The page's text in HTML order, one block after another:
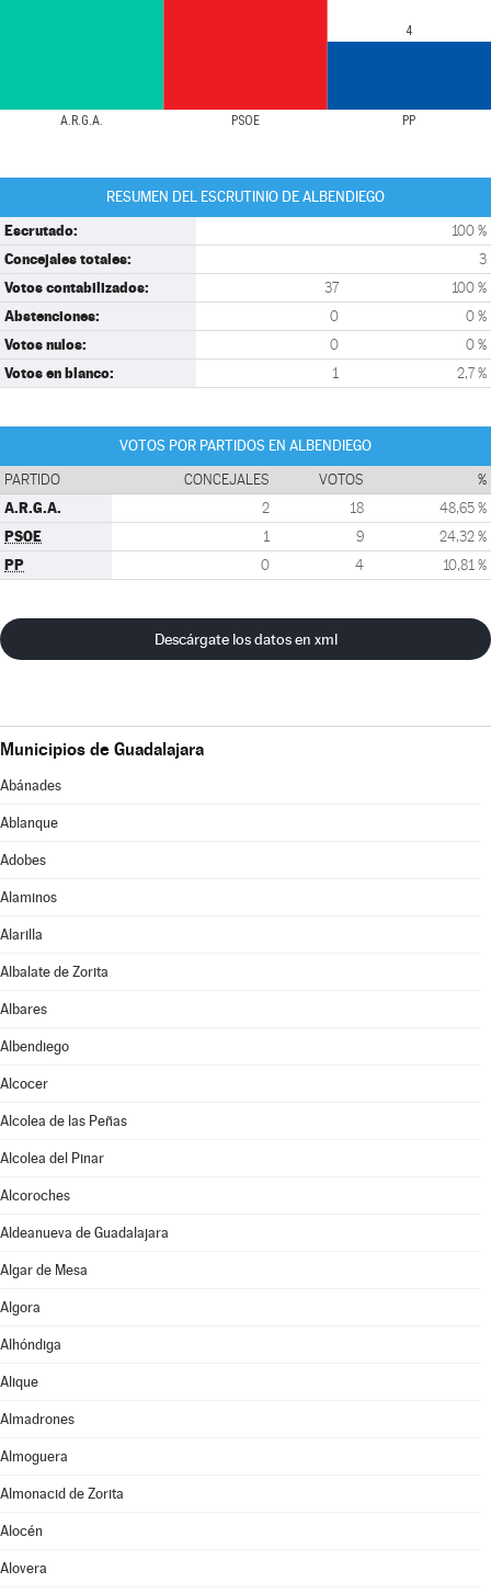
A.R.G.A. PSOE PP
4
RESUMEN DEL ESCRUTINIO DE ALBENDIEGO
Escrutado: 100 %
Concejales totales: 3
Votos contabilizados: 37 100 %
Abstenciones: 0 0 %
Votos nulos: 0 0 %
Votos en blanco: 1 2,7 %
VOTOS POR PARTIDOS EN ALBENDIEGO
PARTIDO CONCEJALES VOTOS %
A.R.G.A. 2 18 48,65 %
PSOE 1 9 24,32 %
PP 0 4 10,81 %
Descárgate los datos en xml
Municipios de Guadalajara
Abánades
Ablanque
Adobes
Alaminos
Alarilla
Albalate de Zorita
Albares
Albendiego
Alcocer
Alcolea de las Peñas
Alcolea del Pinar
Alcoroches
Aldeanueva de Guadalajara
Algar de Mesa
Algora
Alhóndiga
Alique
Almadrones
Almoguera
Almonacid de Zorita
Alocén
Alovera